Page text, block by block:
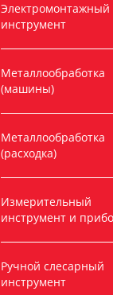
Электромонтажный
инструмент
Металлообработка
(машины)
Металлообработка
(расходка)
Измерительный
инструмент и
Ручной слесарный
инструмент